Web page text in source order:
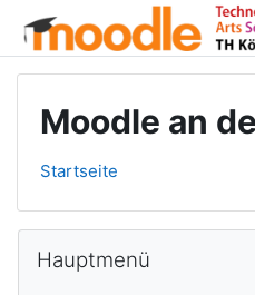
Moodle an
Startseite
Blöcke
Hauptmenü